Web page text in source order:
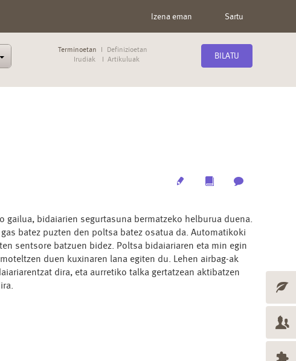
Izena eman Sartu
Terminoetan
Definizioetan
Irudiak
Artikuluak BILATU
MultimediaArchive
bidaiarien segurtasuna bermatzeko helburua duena.
batez puzten den poltsa batez osatua da. Automatikoki
sentsore batzuen bidez. Poltsa bidaiariaren eta min egin
duen kuxinaren lana egiten du. Lehen airbag-ak
dira, eta aurretiko talka gertatzean aktibatzen